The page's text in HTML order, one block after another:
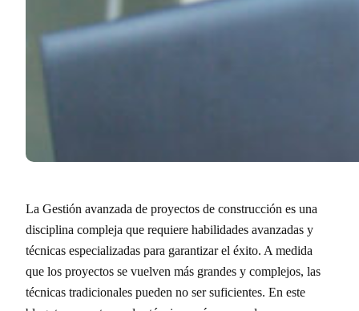
La Gestión avanzada de proyectos de construcción es una
disciplina compleja que requiere habilidades avanzadas y
técnicas especializadas para garantizar el éxito. A medida
que los proyectos se vuelven más grandes y complejos, las
técnicas tradicionales pueden no ser suficientes. En este